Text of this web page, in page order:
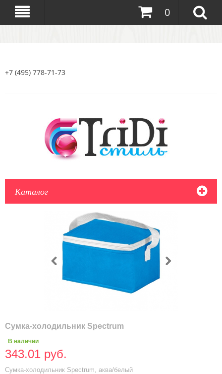
0
+7 (495) 778-71-73
Каталог
Сумка-холодильник Spectrum
В наличии
343.01 руб.
Сумка-холодильник Spectrum, аква/белый